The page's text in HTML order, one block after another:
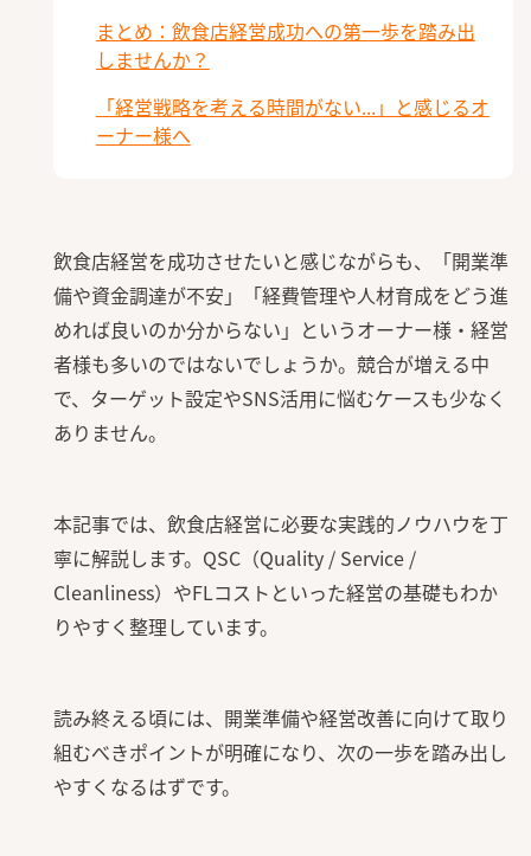
まとめ：飲食店経営成功への第一歩を踏み出
しませんか？
「経営戦略を考える時間がない...」と感じるオ
ーナー様へ
飲食店経営を成功させたいと感じながらも、「開業準
備や資金調達が不安」「経費管理や人材育成をどう進
めれば良いのか分からない」というオーナー様・経営
者様も多いのではないでしょうか。競合が増える中
で、ターゲット設定やSNS活用に悩むケースも少なく
ありません。
本記事では、飲食店経営に必要な実践的ノウハウを丁
寧に解説します。QSC（Quality / Service /
Cleanliness）やFLコストといった経営の基礎もわか
りやすく整理しています。
読み終える頃には、開業準備や経営改善に向けて取り
組むべきポイントが明確になり、次の一歩を踏み出し
やすくなるはずです。